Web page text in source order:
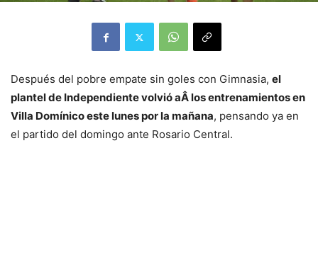
Después del pobre empate sin goles con Gimnasia, el
plantel de Independiente volvió aÂ los entrenamientos en
Villa Domínico este lunes por la mañana, pensando ya en
el partido del domingo ante Rosario Central.